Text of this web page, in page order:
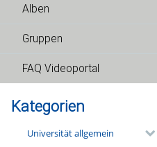
Alben
Gruppen
FAQ Videoportal
Kategorien
Universität allgemein